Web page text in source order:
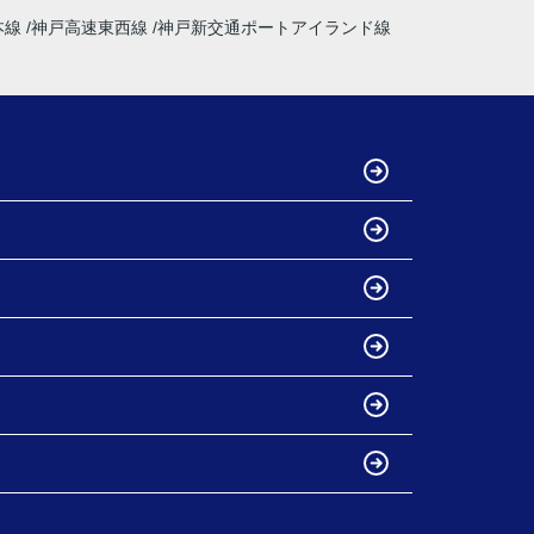
線 神戸高速東西線 神戸新交通ポートアイランド線